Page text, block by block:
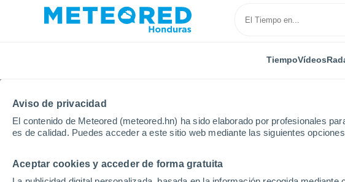
Aviso de privacidad
El contenido de Meteored (meteored.hn) ha sido elaborado por profesionales
es de calidad. Puedes acceder a este sitio web mediante las siguientes
Aceptar cookies y acceder de forma gratuita
TiempoVídeos
Inicio Modelos Modelos Reino Unido - ECMWF Reino Unido